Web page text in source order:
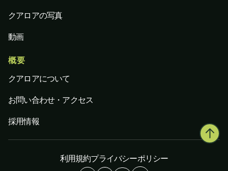
クアロアの写真
動画
概要
クアロアについて
お問い合わせ・アクセス
採用情報
利用規約プライバシーポリシー